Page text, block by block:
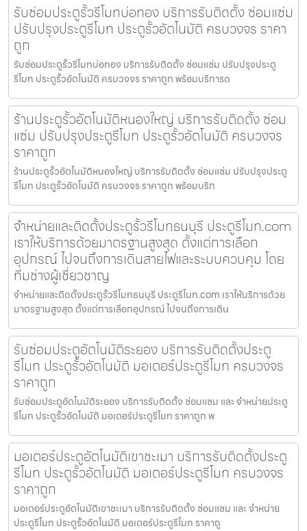
รับซ่อมประตูรั้วรีโมทบ่อทอง บริการรับติดตั้ง ซ่อมแซ่ม
ปรับปรุงประตูรีโมท ประตูรั้วอัตโนมัติ ครบวงจร ราคา
ถูก
รับซ่อมประตูรั้วรีโมทบ่อทอง บริการรับติดตั้ง ซ่อมแซ่ม ปรับปรุงประตู
รีโมท ประตูรั้วอัตโนมัติ ครบวงจร ราคาถูก พร้อมบริการด
ร้านประตูรั้วอัตโนมัติหนองใหญ่ บริการรับติดตั้ง ซ่อม
แซ่ม ปรับปรุงประตูรีโมท ประตูรั้วอัตโนมัติ ครบวงจร
ราคาถูก
ร้านประตูรั้วอัตโนมัติหนองใหญ่ บริการรับติดตั้ง ซ่อมแซ่ม ปรับปรุงประตู
รีโมท ประตูรั้วอัตโนมัติ ครบวงจร ราคาถูก พร้อมบริก
จำหน่ายและติดตั้งประตูรั้วรีโมทธนบุรี ประตูรีโมท.com
เราให้บริการด้วยมาตรฐานสูงสุด ตั้งแต่การเลือก
อุปกรณ์ ไปจนถึงการเดินสายไฟและระบบควบคุม โดย
ทีมช่างผู้เชี่ยวชาญ
จำหน่ายและติดตั้งประตูรั้วรีโมทธนบุรี ประตูรีโมท.com เราให้บริการด้วย
มาตรฐานสูงสุด ตั้งแต่การเลือกอุปกรณ์ ไปจนถึงการเดิน
รับซ่อมประตูอัตโนมัติระยอง บริการรับติดตั้งประตู
รีโมท ประตูรั้วอัตโนมัติ มอเตอร์ประตูรีโมท ครบวงจร
ราคาถูก
รับซ่อมประตูอัตโนมัติระยอง บริการรับติดตั้ง ซ่อมแซม และ จำหน่ายประตู
รีโมท ประตูรั้วอัตโนมัติ มอเตอร์ประตูรีโมท ราคาถูก พ
มอเตอร์ประตูอัตโนมัติเขาชะเมา บริการรับติดตั้งประตู
รีโมท ประตูรั้วอัตโนมัติ มอเตอร์ประตูรีโมท ครบวงจร
ราคาถูก
มอเตอร์ประตูอัตโนมัติเขาชะเมา บริการรับติดตั้ง ซ่อมแซม และ จำหน่าย
ประตูรีโมท ประตูรั้วอัตโนมัติ มอเตอร์ประตูรีโมท ราคาถู